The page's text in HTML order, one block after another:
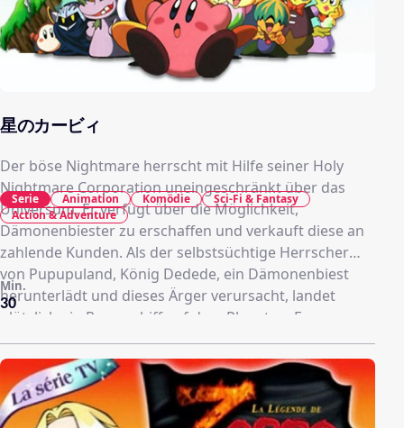
星のカービィ
Der böse Nightmare herrscht mit Hilfe seiner Holy
Nightmare Corporation uneingeschränkt über das
Universum. Er verfügt über die Möglichkeit,
Dämonenbiester zu erschaffen und verkauft diese an
zahlende Kunden. Als der selbstsüchtige Herrscher
von Pupupuland, König Dedede, ein Dämonenbiest
herunterlädt und dieses Ärger verursacht, landet
plötzlich ein Raumschiff auf dem Planeten. Es
beinhaltet den kleinen, rosafarbenen Sternenkrieger
Kirby. Dieser erledigt das Dämonenbiest, indem er
dessen Feuerattacke einsaugt und sich in Fire Kirby
verwandelt. Infolge dessen zieht er sich den Zorn
30
Min.
Serie Animation Komödie
Sci-Fi & Fantasy
Action & Adventure